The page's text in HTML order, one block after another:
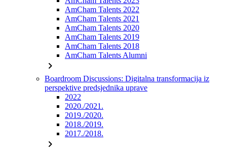
AmCham Talents 2022
AmCham Talents 2021
AmCham Talents 2020
AmCham Talents 2019
AmCham Talents 2018
AmCham Talents Alumni
chevron_right
Boardroom Discussions: Digitalna transformacija iz
perspektive predsjednika uprave
2022
2020./2021.
2019./2020.
2018./2019.
2017./2018.
chevron_right